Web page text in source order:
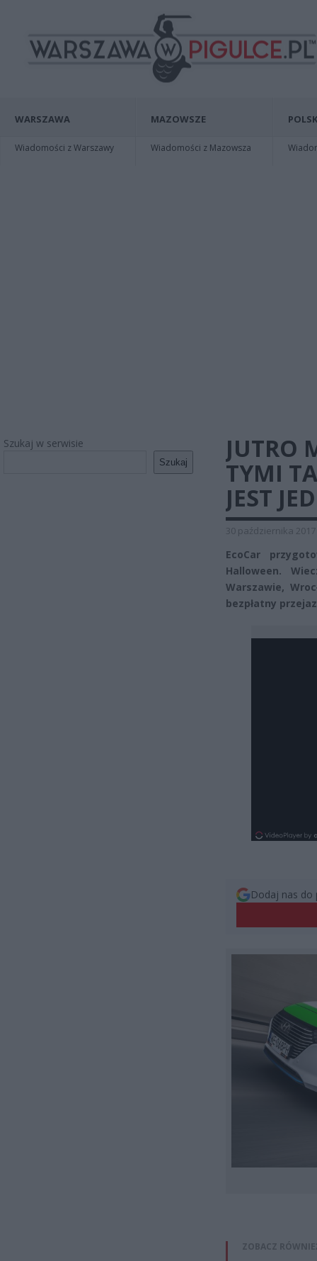
WARSZAWA
Wiadomości z Warszawy
MAZOWSZE
Wiadomości z Mazowsza
Szukaj w serwisie
Szukaj
JUTRO
TYMI
JEST
30 października 2017
EcoCar
Halloween.
Warszawie,
bezpłatny
Dodaj nas do
ZOBACZ